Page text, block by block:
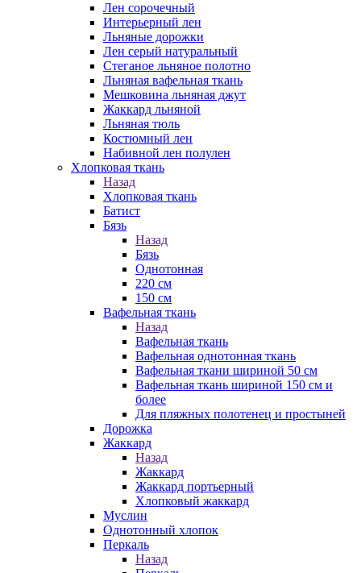
Лен сорочечный
Интерьерный лен
Льняные дорожки
Лен серый натуральный
Стеганое льняное полотно
Льняная вафельная ткань
Мешковина льняная джут
Жаккард льняной
Льняная тюль
Костюмный лен
Набивной лен полулен
Хлопковая ткань
Назад
Хлопковая ткань
Батист
Бязь
Назад
Бязь
Однотонная
220 см
150 см
Вафельная ткань
Назад
Вафельная ткань
Вафельная однотонная ткань
Вафельная ткани шириной 50 см
Вафельная ткань шириной 150 см и
более
Для пляжных полотенец и простыней
Дорожка
Жаккард
Назад
Жаккард
Жаккард портьерный
Хлопковый жаккард
Муслин
Однотонный хлопок
Перкаль
Назад